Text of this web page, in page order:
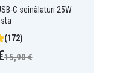
C seinälaturi 25W
(172)
15,90 €